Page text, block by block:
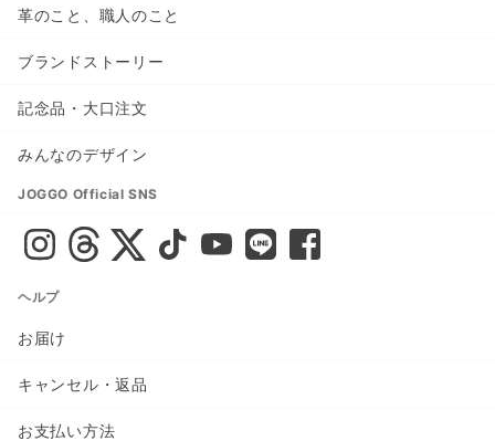
革のこと、職人のこと
ブランドストーリー
記念品・大口注文
みんなのデザイン
JOGGO Official SNS
ヘルプ
お届け
キャンセル・返品
お支払い方法